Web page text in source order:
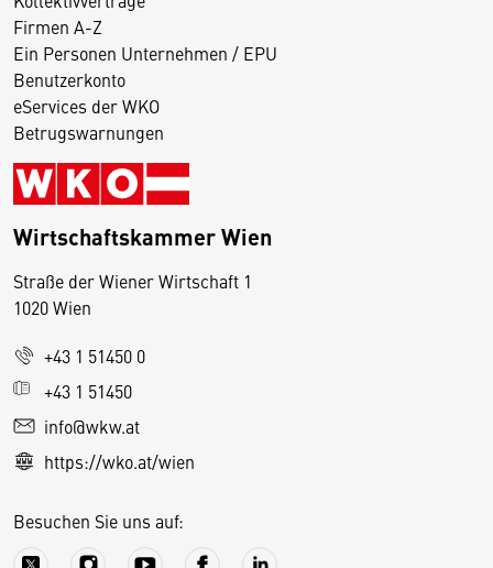
Firmen A-Z
Ein Personen Unternehmen / EPU
Benutzerkonto
eServices der WKO
Betrugswarnungen
Wirtschaftskammer Wien
Straße der Wiener Wirtschaft 1
1020 Wien
+43 1 51450 0
+43 1 51450
info@wkw.at
https://wko.at/wien
Besuchen Sie uns auf:
D
e
s
S
e